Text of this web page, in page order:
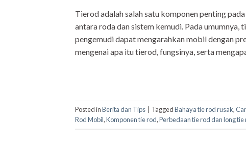
Tierod adalah salah satu komponen penting
antara roda dan sistem kemudi. Pada umumnya,
pengemudi dapat mengarahkan mobil dengan
mengenai apa itu tierod, fungsinya, serta
Posted inBerita dan Tips TaggedBahaya tie rod rusak,
Rod Mobil,Komponen tie rod,Perbedaan tie rod dan long tie